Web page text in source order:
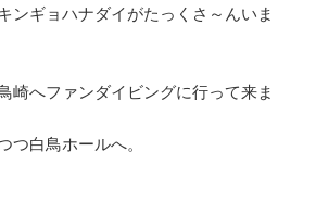
ンギョハナダイがたっくさ～んいま
崎へファンダイビングに行って来ま
つ白鳥ホールへ。